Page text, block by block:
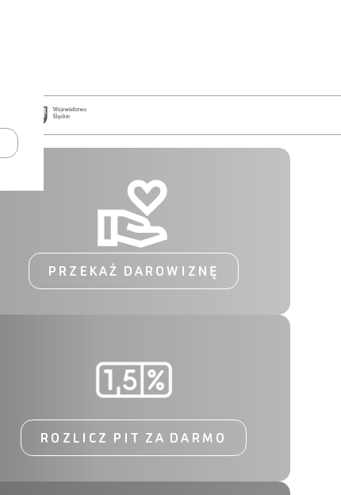
PRZEKAŻ DAROWIZNĘ
ROZLICZ PIT ZA DARMO